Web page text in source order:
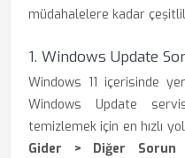
müdahalelere kadar
1. Windows Update
Windows 11 içerisinde
Windows Update
temizlemek için en hızlı
Gider > Diğer Sorun